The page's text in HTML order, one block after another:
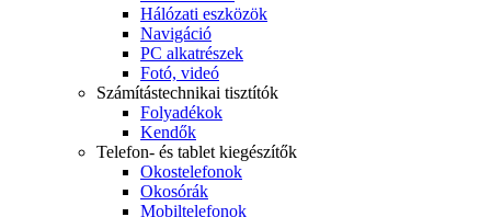
Hálózati eszközök
Navigáció
PC alkatrészek
Fotó, videó
Számítástechnikai tisztítók
Folyadékok
Kendők
Telefon- és tablet kiegészítők
Okostelefonok
Okosórák
Mobiltelefonok